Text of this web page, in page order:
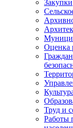
Закупки
Оценка
Труд и
Работы